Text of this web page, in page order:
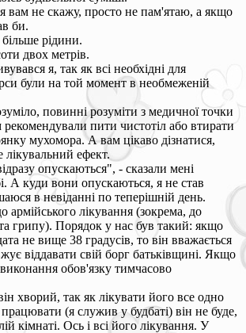
вам не скажу, просто не пам'ятаю, а якщо
би.
рідини.
двох метрів.
я, так як всі необхідні для
були на той момент в необмеженій
повинні розуміти з медичної точки
пити чистотіл або втирати
мухомора. А вам цікаво дізнатися,
лікувальний ефект.
опускаються", - сказали мені
А куди вони опускаються, я не став
в невіданні по теперішній день.
армійського лікування (зокрема, до
грипу). Порядок у нас був такий: якщо
не вище 38 градусів, то він вважається
віддавати свій борг батьківщині. Якщо
обов'язку тимчасово
хворий, так як лікувати його все одно
працювати (я служив у будбаті) він не буде,
кімнаті. Ось і всі його лікування. У